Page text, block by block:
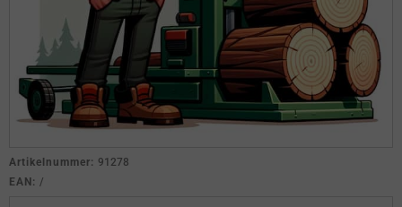
Artikelnummer: 91278
EAN: /